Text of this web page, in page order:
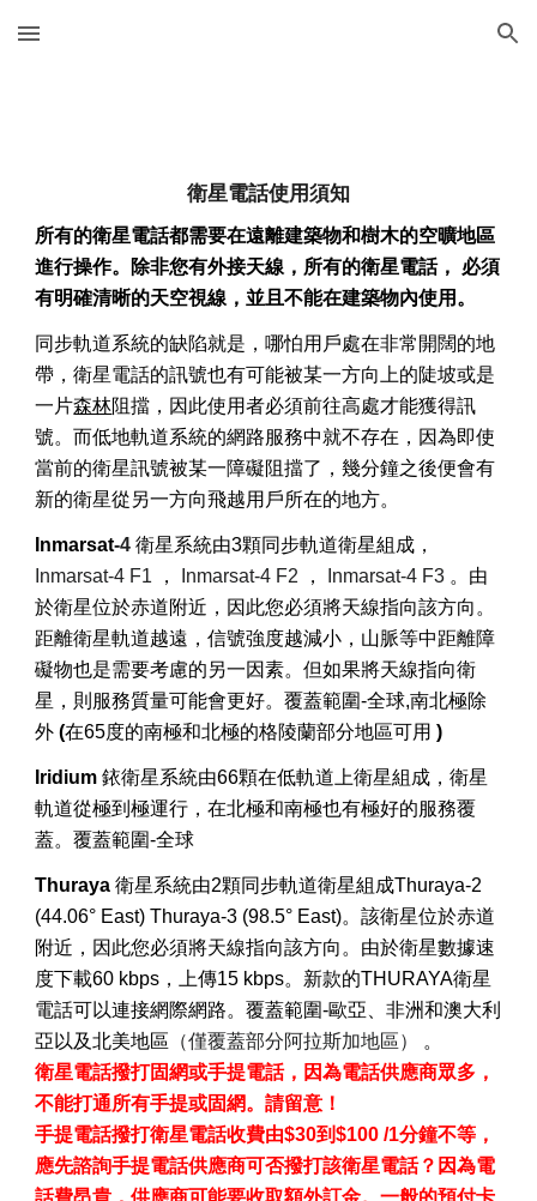
Skip to main content Skip to navigation
衛星電話使用須知
所有的衛星電話都需要在遠離建築物和樹木的空曠地區
進行操作。除非您有外接天線，所有的衛星電話， 必須
有明確清晰的天空視線，並且不能在建築物內使用。
同步軌道系統的缺陷就是，哪怕用戶處在非常開闊的地
帶，衛星電話的訊號也有可能被某一方向上的陡坡或是
一片森林阻擋，因此使用者必須前往高處才能獲得訊
號。而低地軌道系統的網路服務中就不存在，因為即使
當前的衛星訊號被某一障礙阻擋了，幾分鐘之後便會有
新的衛星從另一方向飛越用戶所在的地方。
Inmarsat-4 衛星系統由3顆同步軌道衛星組成，
Inmarsat-4 F1
， Inmarsat-4 F2 ， Inmarsat-4 F3 。由
於衛星位於赤道附近，因此您必須將天線指向該方向。
距離衛星軌道越遠，信號強度越減小，山脈等中距離障
礙物也是需要考慮的另一因素。但如果將天線指向衛
星，則服務質量可能會更好。覆蓋範圍-全球,南北極除
外(在65度的南極和北極的格陵蘭部分地區可用)
Iridium 銥衛星系統由66顆在低軌道上衛星組成，衛星
軌道從極到極運行，在北極和南極也有極好的服務覆
蓋。覆蓋範圍-全球
Thuraya 衛星系統由2顆同步軌道衛星組成Thuraya-2
(44.06° East) Thuraya-3 (98.5° East)。該衛星位於赤道
附近，因此您必須將天線指向該方向。由於衛星數據速
度下載60 kbps，上傳15 kbps。新款的THURAYA衛星
電話可以連接網際網路。覆蓋範圍-歐亞、非洲和澳大利
亞以及北美地區 （僅覆蓋部分阿拉斯加地區）
。
衛星電話撥打固網或手提電話，因為電話供應商眾多，
不能打通所有手提或固網。請留意！
手提電話撥打衛星電話收費由$30到$100 /1分鐘不等，
應先諮詢手提電話供應商可否撥打該衛星電話？因為電
話費昂貴，供應商可能要收取額外訂金。一般的預付卡